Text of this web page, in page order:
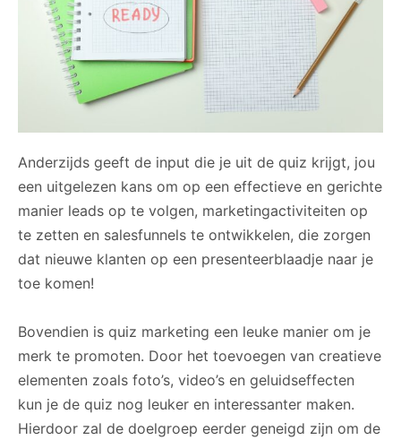
Anderzijds geeft de input die je uit de quiz krijgt, jou
een uitgelezen kans om op een effectieve en gerichte
manier leads op te volgen, marketingactiviteiten op
te zetten en salesfunnels te ontwikkelen, die zorgen
dat nieuwe klanten op een presenteerblaadje naar je
toe komen!
Bovendien is quiz marketing een leuke manier om je
merk te promoten. Door het toevoegen van creatieve
elementen zoals foto’s, video’s en geluidseffecten
kun je de quiz nog leuker en interessanter maken.
Hierdoor zal de doelgroep eerder geneigd zijn om de